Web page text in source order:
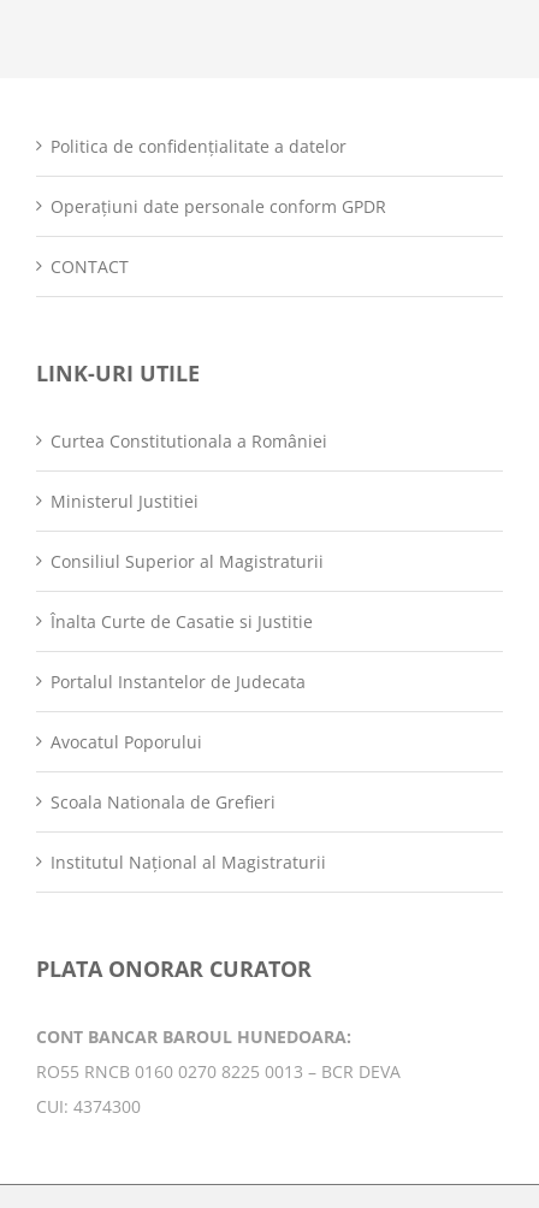
Politica de confidențialitate a datelor
Operațiuni date personale conform GPDR
CONTACT
LINK-URI UTILE
Curtea Constitutionala a României
Ministerul Justitiei
Consiliul Superior al Magistraturii
Înalta Curte de Casatie si Justitie
Portalul Instantelor de Judecata
Avocatul Poporului
Scoala Nationala de Grefieri
Institutul Național al Magistraturii
PLATA ONORAR CURATOR
CONT BANCAR BAROUL HUNEDOARA:
RO55 RNCB 0160 0270 8225 0013 – BCR DEVA
CUI: 4374300